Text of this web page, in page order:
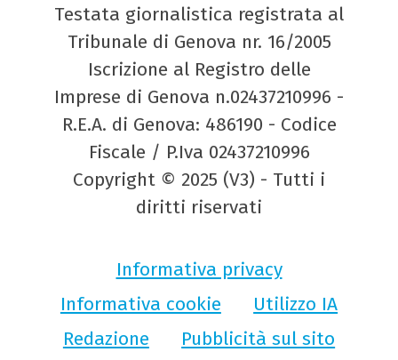
Testata giornalistica registrata al
Tribunale di Genova nr. 16/2005
Iscrizione al Registro delle
Imprese di Genova n.02437210996 -
R.E.A. di Genova: 486190 - Codice
Fiscale / P.Iva 02437210996
Copyright © 2025 (V3) - Tutti i
diritti riservati
Informativa privacy
Informativa cookie
Utilizzo IA
Redazione
Pubblicità sul sito